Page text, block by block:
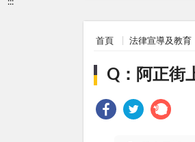
:::
首頁 法律宣導及教育
Q：阿正街